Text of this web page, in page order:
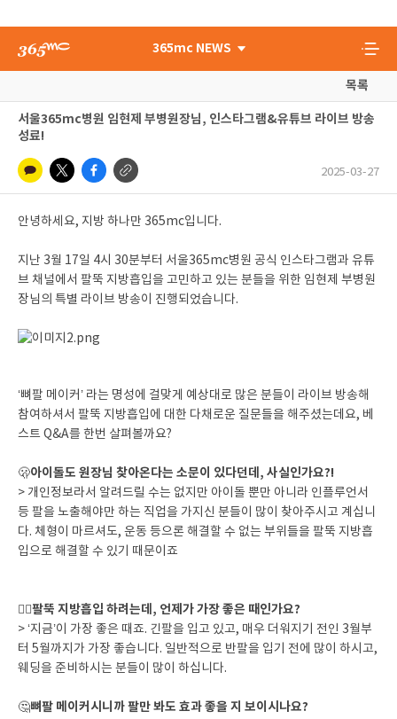
365mc NEWS
목록
서울365mc병원 임현제 부병원장님, 인스타그램&유튜브 라이브 방송
성료!
2025-03-27
안녕하세요, 지방 하나만 365mc입니다.
지난 3월 17일 4시 30분부터 서울365mc병원 공식 인스타그램과 유튜
브 채널에서 팔뚝 지방흡입을 고민하고 있는 분들을 위한 임현제 부병원
장님의 특별 라이브 방송이 진행되었습니다.
‘뼈팔 메이커’ 라는 명성에 걸맞게 예상대로 많은 분들이 라이브 방송해
참여하셔서 팔뚝 지방흡입에 대한 다채로운 질문들을 해주셨는데요, 베
스트 Q&A를 한번 살펴볼까요?
🫢아이돌도 원장님 찾아온다는 소문이 있다던데, 사실인가요?!
> 개인정보라서 알려드릴 수는 없지만 아이돌 뿐만 아니라 인플루언서
등 팔을 노출해야만 하는 직업을 가지신 분들이 많이 찾아주시고 계십니
다. 체형이 마르셔도, 운동 등으론 해결할 수 없는 부위들을 팔뚝 지방흡
입으로 해결할 수 있기 때문이죠
🤷‍♀️팔뚝 지방흡입 하려는데, 언제가 가장 좋은 때인가요?
> ‘지금’이 가장 좋은 때죠. 긴팔을 입고 있고, 매우 더워지기 전인 3월부
터 5월까지가 가장 좋습니다. 일반적으로 반팔을 입기 전에 많이 하시고,
웨딩을 준비하시는 분들이 많이 하십니다.
🤔뼈팔 메이커시니까 팔만 봐도 효과 좋을 지 보이시나요?